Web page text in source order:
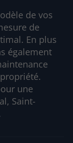
de vos
de
En plus
également
une
Saint-